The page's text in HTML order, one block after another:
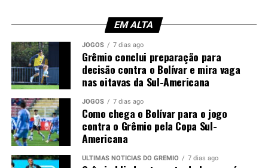
Enquanto isso, o Corinthians enfrenta dificuldades para
reforçar a defesa. Mesmo com autorização para
contratar atletas, o clube sofre duas punições de
transfer ban e, neste momento, não pode inscrever
novos jogadores nas competições.
Tricolor também busca um zagueiro
canhoto
Paralelamente, o Grêmio segue no mercado em busca de
EM ALTA
JOGOS 7 dias ago
Grêmio conclui preparação para
decisão contra o Bolívar e mira vaga
nas oitavas da Sul-Americana
JOGOS 7 dias ago
Como chega o Bolívar para o jogo
contra o Grêmio pela Copa Sul-
Americana
ÚLTIMAS NOTÍCIAS DO GRÊMIO 7 dias ago